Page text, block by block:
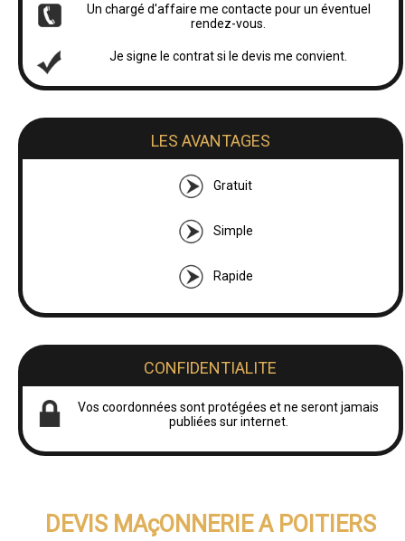
Un chargé d'affaire me contacte pour un éventuel
rendez-vous.
Je signe le contrat si le devis me convient.
LES AVANTAGES
Gratuit
Simple
Rapide
CONFIDENTIALITE
Vos coordonnées sont protégées et ne seront jamais
publiées sur internet.
DEVIS MAçONNERIE A POITIERS